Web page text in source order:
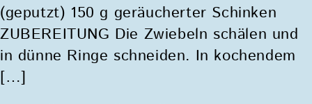
(geputzt) 150 g geräucherter Schinken
ZUBEREITUNG Die Zwiebeln schälen und
in dünne Ringe schneiden. In kochendem
[…]